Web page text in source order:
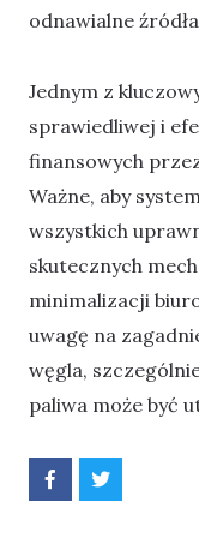
odnawialne
Jednym z
sprawiedliwej i
finansowych
Ważne, aby
wszystkich
skutecznych
minimalizacji
uwagę na
węgla,
paliwa może być